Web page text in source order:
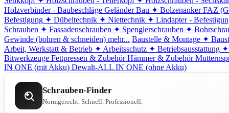
Holzverbinder - Baubeschläge Geländer Bau ✦ Bolzenanker FAZ
Befestigung ✦ Dübeltechnik ✦ Niettechnik ✦ Lindapter -
Schrauben ✦ Fassadenschrauben ✦ Spenglerschrauben ✦
Gewinde (bohren & schneiden) mehr... Baustelle & Montage ✦
Arbeit, Werkstatt & Betrieb ✦ Arbeitsschutz ✦ Betriebsausstattung ✦
Bitwerkzeuge Fettpressen & Zubehör Hämmer & Zubehör
IN ONE (mit Akku) Dewalt-ALL IN ONE (ohne Akku)
Schrauben-Finder
Normgerecht. Schnell. Professionell.